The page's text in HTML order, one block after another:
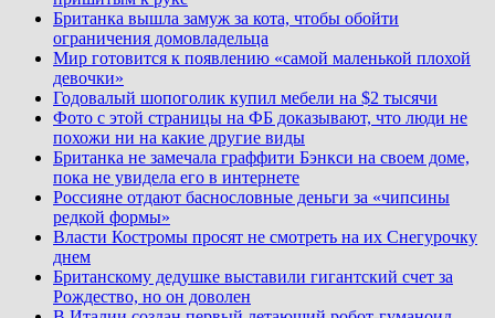
Британка вышла замуж за кота, чтобы обойти
ограничения домовладельца
Мир готовится к появлению «самой маленькой плохой
девочки»
Годовалый шопоголик купил мебели на $2 тысячи
Фото с этой страницы на ФБ доказывают, что люди не
похожи ни на какие другие виды
Британка не замечала граффити Бэнкси на своем доме,
пока не увидела его в интернете
Россияне отдают баснословные деньги за «чипсины
редкой формы»
Власти Костромы просят не смотреть на их Снегурочку
днем
Британскому дедушке выставили гигантский счет за
Рождество, но он доволен